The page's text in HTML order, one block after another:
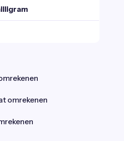
omrekenen